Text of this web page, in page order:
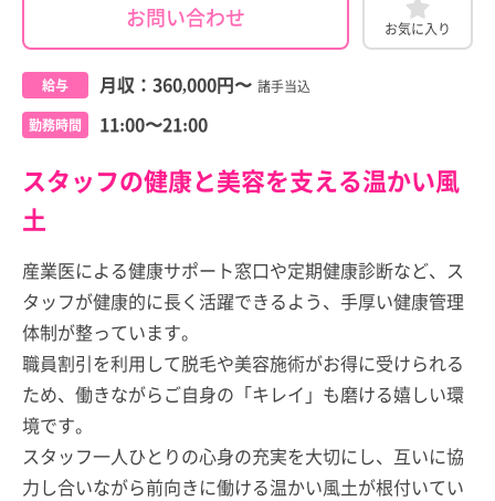
お問い合わせ お気に入り
給与 月収： 360,000円〜 諸手当込
勤務時間 11:00〜21:00
スタッフの健康と美容を支える温かい風
土
産業医による健康サポート窓口や定期健康診断など、ス
タッフが健康的に長く活躍できるよう、手厚い健康管理
体制が整っています。
職員割引を利用して脱毛や美容施術がお得に受けられる
ため、働きながらご自身の「キレイ」も磨ける嬉しい環
境です。
スタッフ一人ひとりの心身の充実を大切にし、互いに協
力し合いながら前向きに働ける温かい風土が根付いてい